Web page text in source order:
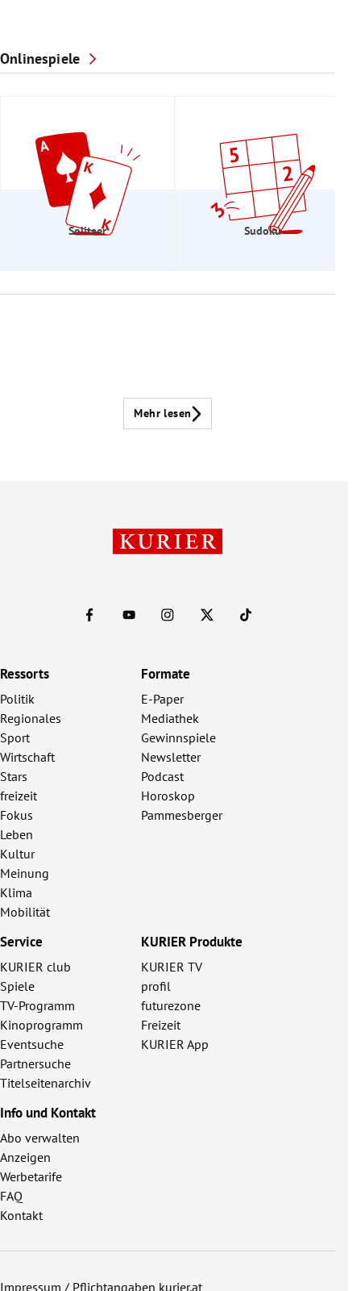
Onlinespiele
Solitaer Sudoku
Mehr lesen
Ressorts
Politik
Regionales
Sport
Wirtschaft
Stars
freizeit
Fokus
Leben
Kultur
Meinung
Klima
Mobilität
Formate
E-Paper
Mediathek
Gewinnspiele
Newsletter
Podcast
Horoskop
Pammesberger
Service
KURIER club
Spiele
TV-Programm
Kinoprogramm
Eventsuche
Partnersuche
Titelseitenarchiv
KURIER Produkte
KURIER TV
profil
futurezone
Freizeit
KURIER App
Info und Kontakt
Abo verwalten
Anzeigen
Werbetarife
FAQ
Kontakt
Impressum / Pflichtangaben kurier.at